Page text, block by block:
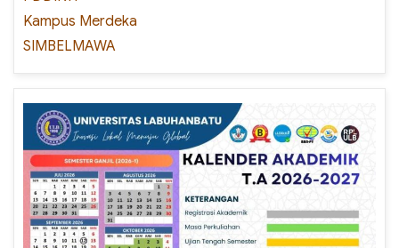
Kampus Merdeka
SIMBELMAWA